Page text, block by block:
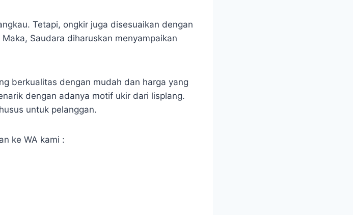
Tetapi, ongkir juga disesuaikan dengan
Saudara diharuskan menyampaikan
berkualitas dengan mudah dan harga yang
dengan adanya motif ukir dari lisplang.
untuk pelanggan.
ke WA kami :